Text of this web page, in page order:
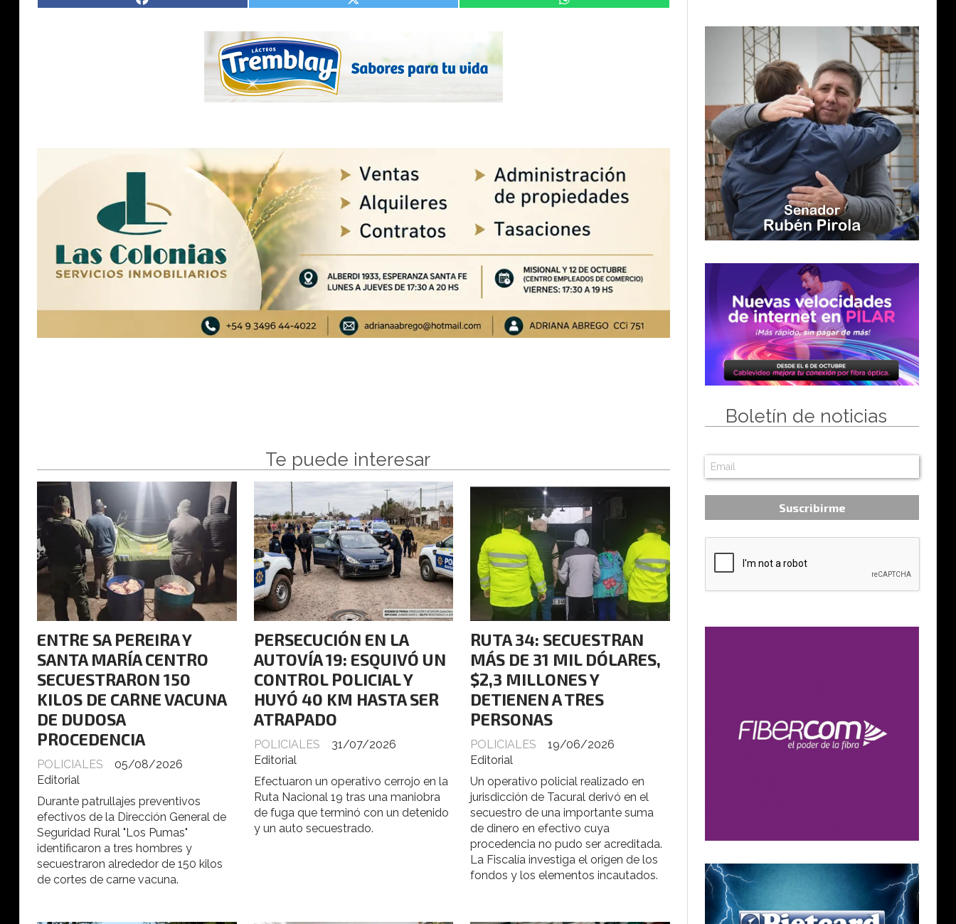
Te puede interesar
ENTRE SA PEREIRA Y
SANTA MARÍA CENTRO
SECUESTRARON 150
KILOS DE CARNE VACUNA
DE DUDOSA
PROCEDENCIA
Editorial
POLICIALES 05/08/2026
Durante patrullajes preventivos
efectivos de la Dirección General de
Seguridad Rural "Los Pumas"
identificaron a tres hombres y
secuestraron alrededor de 150 kilos
de cortes de carne vacuna.
PERSECUCIÓN EN LA
AUTOVÍA 19: ESQUIVÓ UN
CONTROL POLICIAL Y
HUYÓ 40 KM HASTA SER
ATRAPADO
Editorial
POLICIALES 31/07/2026
Efectuaron un operativo cerrojo en la
Ruta Nacional 19 tras una maniobra
de fuga que terminó con un detenido
y un auto secuestrado.
RUTA 34: SECUESTRAN
MÁS DE 31 MIL DÓLARES,
$2,3 MILLONES Y
DETIENEN A TRES
PERSONAS
Editorial
POLICIALES 19/06/2026
Un operativo policial realizado en
jurisdicción de Tacural derivó en el
secuestro de una importante suma
de dinero en efectivo cuya
procedencia no pudo ser acreditada.
La Fiscalía investiga el origen de los
fondos y los elementos incautados.
Boletín de noticias
Suscribirme